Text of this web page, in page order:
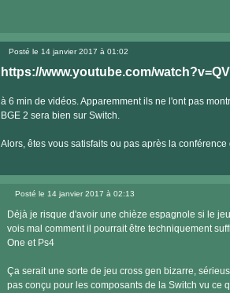
le
internet
Posté le 14 janvier 2017 à 01:02
https://www.youtube.com/
à 6 min de vidéos. Apparemment ils ne l'ont pas
BGE 2 sera bien sur Switch.
Alors, êtes vous satisfaits ou pas après la
Posté le 14 janvier 2017 à 02:13
Déjà je risque d'avoir une chièze espagnole si le
vois mal comment il pourrait être techniquement
One et Ps4
Ça serait une sorte de jeu cross gen bizarre,
pas conçu pour les composants de la Switch vu ce